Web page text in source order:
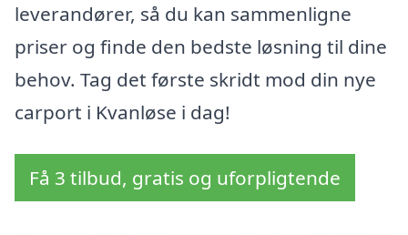
leverandører, så du kan sammenligne
priser og finde den bedste løsning til dine
behov. Tag det første skridt mod din nye
carport i Kvanløse i dag!
Få 3 tilbud, gratis og uforpligtende